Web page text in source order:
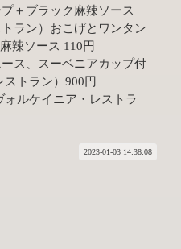
＋ブラック麻辣ソース
ラン）おこげとワンタン
辣ソース 110円
ス、スーベニアカップ付
ストラン）900円
ルケイニア・レストラ
2023-01-03 14:38:08